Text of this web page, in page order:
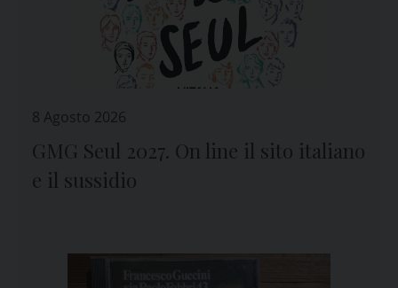
8 Agosto 2026
GMG Seul 2027. On line il sito italiano
e il sussidio